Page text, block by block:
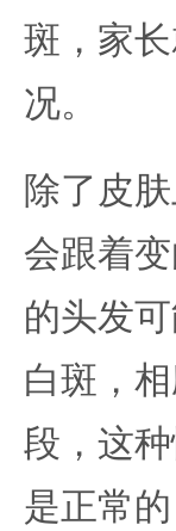
斑，家
况。
除了皮
会跟着
的头发
白斑，
段，这
是正常